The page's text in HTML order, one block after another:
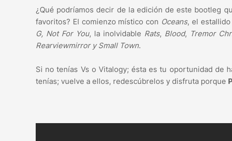
¿Qué podríamos decir de la edición de este bootleg
favoritos? El comienzo místico con Oceans, el estallido
G, Not For You, la inolvidable Rats, Blood, Tremor
Rearviewmirror y Small Town.
Si no tenías Vs o Vitalogy; ésta es tu oportunidad de
tenías; vuelve a ellos, redescúbrelos y disfruta porque